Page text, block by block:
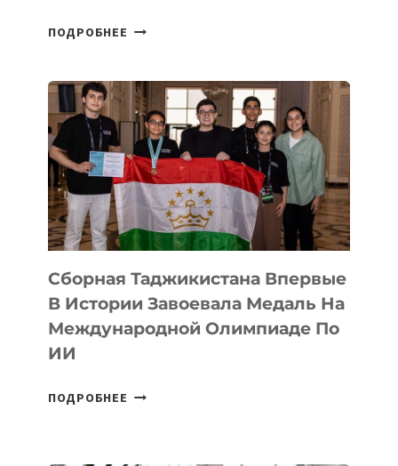
ПОДРОБНЕЕ
ASTANA
ПРЕДСТАВИЛИ
АРТ-
ФИЛЬМ
TENGRIDA:
CYBER
STEPPE
Сборная Таджикистана Впервые
В Истории Завоевала Медаль На
Международной Олимпиаде По
ИИ
ПОДРОБНЕЕ СБОРНАЯ